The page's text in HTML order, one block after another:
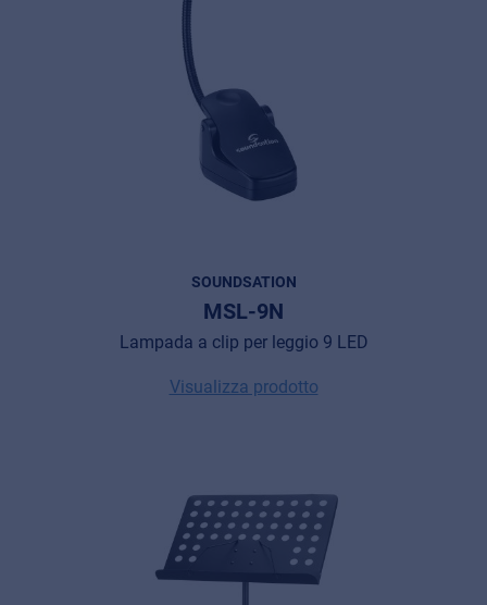
SOUNDSATION
MSL-9N
Lampada a clip per leggio 9 LED
Visualizza prodotto